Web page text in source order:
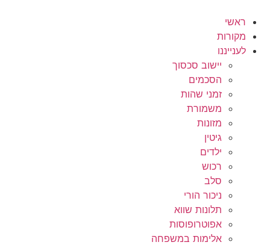
לתוכן
ראשי
מקורות
לענייננו
יישוב סכסוך
הסכמים
זמני שהות
משמורת
מזונות
גיטין
ילדים
רכוש
סלב
ניכור הורי
תלונות שווא
אפוטרופוסות
אלימות במשפחה